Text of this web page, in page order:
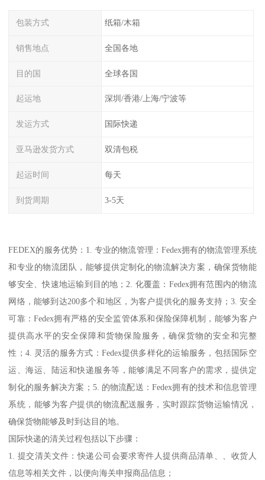
包装方式 纸箱/木箱
销售地点 全国各地
目的国 全球各国
起运地 深圳/香港/上海/宁波等
发运方式 国际快递
亚马逊发货方式 双清包税
起运时间 每天
到货周期 3-5天
FEDEX的服务优势：1. 专业的物流管理：Fedex拥有的物流管理系统
和专业的物流团队，能够提供定制化的物流解决方案，确保货物能
够安全、快速地运输到目的地；2. 化覆盖：Fedex拥有范围内的物流
网络，能够到达200多个和地区，为客户提供化的服务支持；3. 安全
可靠：Fedex拥有严格的安全监管体系和保险保障机制，能够为客户
提供高水平的安全保障和货物保险服务，确保货物的安全和完整
性；4. 灵活的服务方式：Fedex提供多样化的运输服务，包括国际空
运、海运、陆运和快递服务等，能够满足不同客户的需求，提供定
制化的服务解决方案；5. 的物流配送：Fedex拥有的技术和信息管理
系统，能够为客户提供的物流配送服务，实时跟踪货物运输情况，
确保货物能够及时到达目的地。
国际快递的清关过程包括以下步骤：
1. 提交清关文件：快递公司会要求寄件人提供商品清单、、收货人
信息等相关文件，以便向海关申报商品信息；